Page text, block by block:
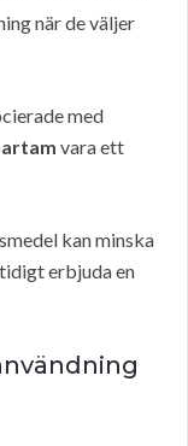
när de väljer
med
vara ett
kan minska
erbjuda en